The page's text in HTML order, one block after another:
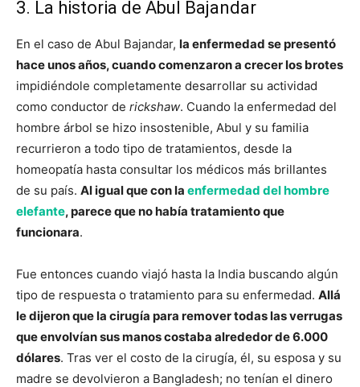
3. La historia de Abul Bajandar
En el caso de Abul Bajandar, la enfermedad se presentó
hace unos años, cuando comenzaron a crecer los brotes
impidiéndole completamente desarrollar su actividad
como conductor de rickshaw. Cuando la enfermedad del
hombre árbol se hizo insostenible, Abul y su familia
recurrieron a todo tipo de tratamientos, desde la
homeopatía hasta consultar los médicos más brillantes
de su país. Al igual que con la enfermedad del hombre
elefante, parece que no había tratamiento que
funcionara.
Fue entonces cuando viajó hasta la India buscando algún
tipo de respuesta o tratamiento para su enfermedad. Allá
le dijeron que la cirugía para remover todas las verrugas
que envolvían sus manos costaba alrededor de 6.000
dólares. Tras ver el costo de la cirugía, él, su esposa y su
madre se devolvieron a Bangladesh; no tenían el dinero